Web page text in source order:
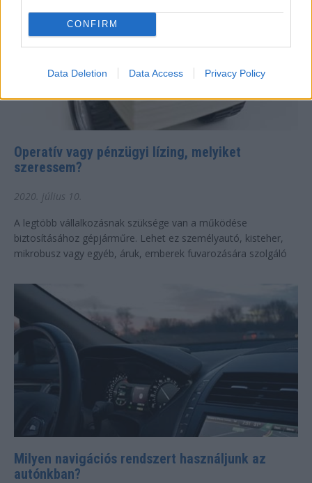
CONFIRM
Data Deletion Data Access Privacy Policy
Operatív vagy pénzügyi lízing, melyiket
szeressem?
2020. július 10.
A legtöbb vállalkozásnak szüksége van a működése
biztosításához gépjárműre. Lehet ez személyautó, kisteher,
mikrobusz vagy egyéb, áruk, emberek fuvarozására szolgáló
Milyen navigációs rendszert használjunk az
autónkban?